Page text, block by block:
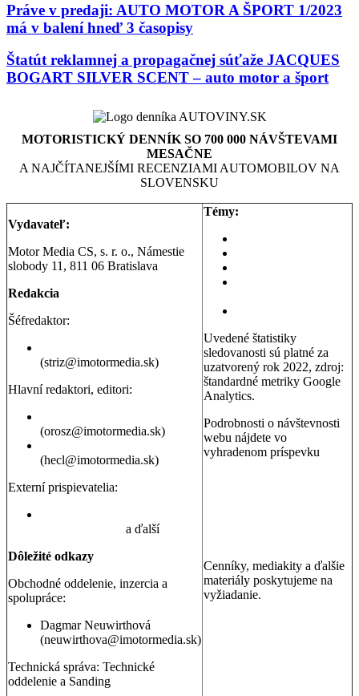
Práve v predaji: AUTO MOTOR A ŠPORT 1/2023
má v balení hneď 3 časopisy
Štatút reklamnej a propagačnej súťaže JACQUES
BOGART SILVER SCENT – auto motor a šport
MOTORISTICKÝ DENNÍK SO 700 000 NÁVŠTEVAMI
MESAČNE
A NAJČÍTANEJŠÍMI RECENZIAMI AUTOMOBILOV NA
SLOVENSKU
Vydavateľ:
Motor Media CS, s. r. o., Námestie
slobody 11, 811 06 Bratislava
Redakcia
Šéfredaktor:
(striz@imotormedia.sk)
Hlavní redaktori, editori:
(orosz@imotormedia.sk)
(hecl@imotormedia.sk)
Externí prispievatelia:
a ďalší
Dôležité odkazy
Obchodné oddelenie, inzercia a
spolupráce:
Dagmar Neuwirthová
(neuwirthova@imotormedia.sk)
Technická správa: Technické
oddelenie a Sanding
Témy:
Uvedené štatistiky
sledovanosti sú platné za
uzatvorený rok 2022, zdroj:
štandardné metriky Google
Analytics.
Podrobnosti o návštevnosti
webu nájdete vo
vyhradenom príspevku
Cenníky, mediakity a ďalšie
materiály poskytujeme na
vyžiadanie.